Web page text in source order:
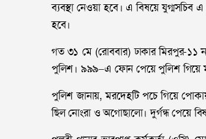
ব্যবস্থা নেওয়া হবে। এ বিষয়ে
হবে।
গত ৩১ মে (রোববার) ঢাকার মিরপুর-১১
পুলিশ। ৯৯৯–এ ফোন পেয়ে পুলিশ গিয়ে
পুলিশ জানায়, মরদেহটি পচে গিয়ে
ছিল নোংরা ও অগোছালো। দুর্গন্ধ পেয়ে